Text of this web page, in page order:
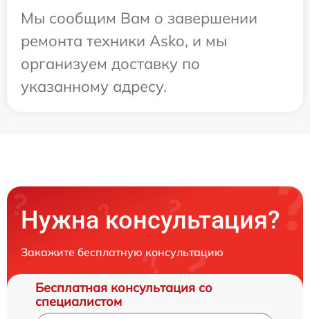
Мы сообщим Вам о завершении
ремонта техники Asko, и мы
организуем доставку по
указанному адресу.
Нужна консультация?
Закажите бесплатную консультацию
Бесплатная консультация со
специалистом